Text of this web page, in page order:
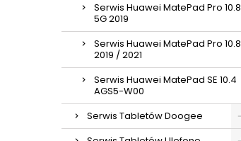
Serwis Huawei MatePad Pro 10.8
5G 2019
Serwis Huawei MatePad Pro 10.8
2019 / 2021
Serwis Huawei MatePad SE 10.4
AGS5-W00
Serwis Tabletów Doogee